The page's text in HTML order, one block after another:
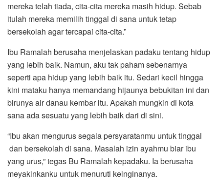
mereka telah tiada, cita-cita mereka masih hidup. Sebab
itulah mereka memilih tinggal di sana untuk tetap
bersekolah agar tercapai cita-cita.”
Ibu Ramalah berusaha menjelaskan padaku tentang hidup
yang lebih baik. Namun, aku tak paham sebenarnya
seperti apa hidup yang lebih baik itu. Sedari kecil hingga
kini mataku hanya memandang hijaunya bebukitan ini dan
birunya air danau kembar itu. Apakah mungkin di kota
sana ada sesuatu yang lebih baik dari di sini.
“Ibu akan mengurus segala persyaratanmu untuk tinggal
dan bersekolah di sana. Masalah izin ayahmu biar ibu
yang urus,” tegas Bu Ramalah kepadaku. Ia berusaha
meyakinkanku untuk menuruti keinginanya.